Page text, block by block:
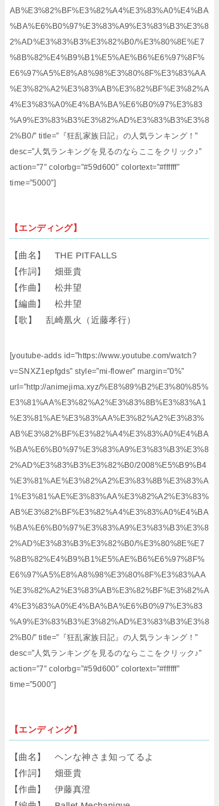
AB%E3%82%BF%E3%82%A4%E3%83%A0%E4%BA
%BA%E6%B0%97%E3%83%A9%E3%83%B3%E3%8
2%AD%E3%83%B3%E3%82%B0/%E3%80%8E%E7
%8B%82%E4%B9%B1%E5%AE%B6%E6%97%8F%
E6%97%A5%E8%A8%98%E3%80%8F%E3%83%AA
%E3%82%A2%E3%83%AB%E3%82%BF%E3%82%A
4%E3%83%A0%E4%BA%BA%E6%B0%97%E3%83
%A9%E3%83%B3%E3%82%AD%E3%83%B3%E3%8
2%B0/” title=”『狂乱家族日記』の人気ランキング！”
desc=”人気ランキングを見るのならここをクリック♪”
action=”7″ colorbg=”#59d600″ colortext=”#ffffff”
time=”5000″]
【エンディング】
【曲名】 THE PITFALLS
【作詞】 畑亜貴
【作曲】 松井望
【編曲】 松井望
【歌】 乱崎凰火（近藤孝行）
[youtube-adds id=”https://www.youtube.com/watch?
v=SNXZ1epfgds” style=”mi-flower” margin=”0%”
url=”http://animejima.xyz/%E8%89%B2%E3%80%85%
E3%81%AA%E3%82%A2%E3%83%8B%E3%83%A1
%E3%81%AE%E3%83%AA%E3%82%A2%E3%83%
AB%E3%82%BF%E3%82%A4%E3%83%A0%E4%BA
%BA%E6%B0%97%E3%83%A9%E3%83%B3%E3%8
2%AD%E3%83%B3%E3%82%B0/2008%E5%B9%B4
%E3%81%AE%E3%82%A2%E3%83%8B%E3%83%A
1%E3%81%AE%E3%83%AA%E3%82%A2%E3%83%
AB%E3%82%BF%E3%82%A4%E3%83%A0%E4%BA
%BA%E6%B0%97%E3%83%A9%E3%83%B3%E3%8
2%AD%E3%83%B3%E3%82%B0/%E3%80%8E%E7
%8B%82%E4%B9%B1%E5%AE%B6%E6%97%8F%
E6%97%A5%E8%A8%98%E3%80%8F%E3%83%AA
%E3%82%A2%E3%83%AB%E3%82%BF%E3%82%A
4%E3%83%A0%E4%BA%BA%E6%B0%97%E3%83
%A9%E3%83%B3%E3%82%AD%E3%83%B3%E3%8
2%B0/” title=”『狂乱家族日記』の人気ランキング！”
desc=”人気ランキングを見るのならここをクリック♪”
action=”7″ colorbg=”#59d600″ colortext=”#ffffff”
time=”5000″]
【エンディング】
【曲名】 ヘンな神さま知ってるよ
【作詞】 畑亜貴
【作曲】 伊藤真澄